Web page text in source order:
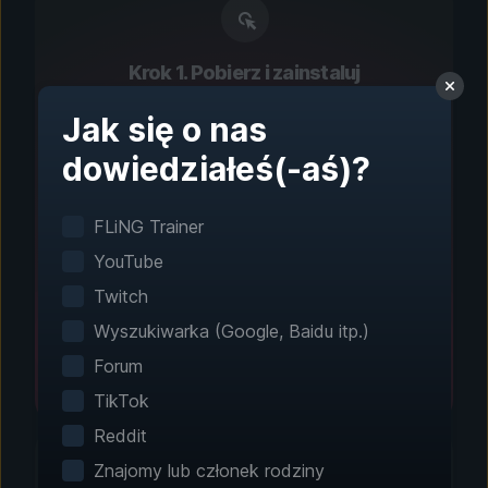
Krok 1. Pobierz i zainstaluj
Konfiguracja jednym
kliknięciem
znajduje zainstalowane gry. Nie wymaga
Jak się o nas
dowiedziałeś(-aś)?
FLiNG Trainer
YouTube
Twitch
Wyszukiwarka (Google, Baidu itp.)
Forum
TikTok
Reddit
Znajomy lub członek rodziny